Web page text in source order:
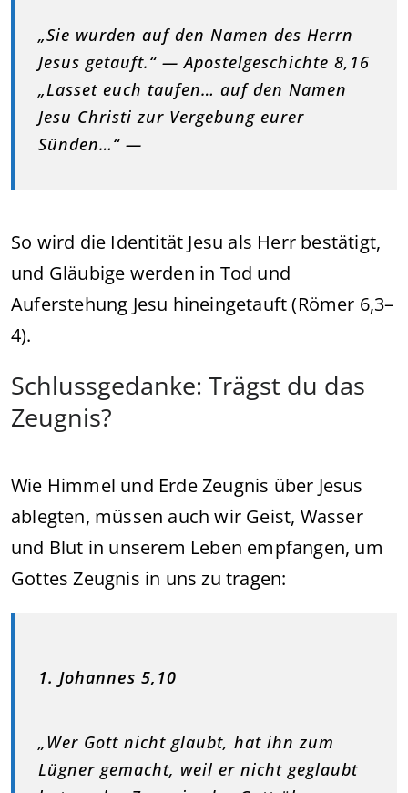
„Sie wurden auf den Namen des Herrn
Jesus getauft.“ — Apostelgeschichte 8,16
„Lasset euch taufen… auf den Namen
Jesu Christi zur Vergebung eurer
Sünden…“ —
So wird die Identität Jesu als Herr bestätigt,
und Gläubige werden in Tod und
Auferstehung Jesu hineingetauft (Römer 6,3–
4).
Schlussgedanke: Trägst du das
Zeugnis?
Wie Himmel und Erde Zeugnis über Jesus
ablegten, müssen auch wir Geist, Wasser
und Blut in unserem Leben empfangen, um
Gottes Zeugnis in uns zu tragen:
1. Johannes 5,10
„Wer Gott nicht glaubt, hat ihn zum
Lügner gemacht, weil er nicht geglaubt